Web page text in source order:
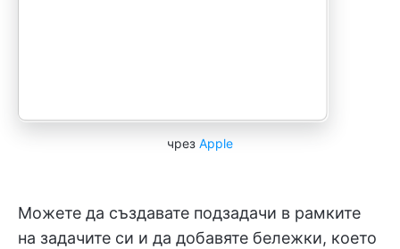
чрез Apple
Можете да създавате подзадачи в рамките
на задачите си и да добавяте бележки, което